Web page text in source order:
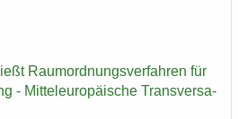
Raum­ord­nungs­ver­fah­ren für
- Mit­tel­eu­ro­päi­sche Trans­ver­sa­